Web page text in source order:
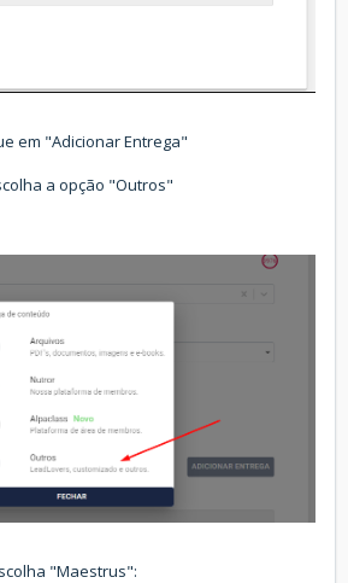
em "Adicionar Entrega"
a opção "Outros"
"Maestrus":